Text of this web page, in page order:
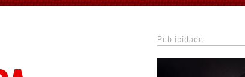
Publicidade